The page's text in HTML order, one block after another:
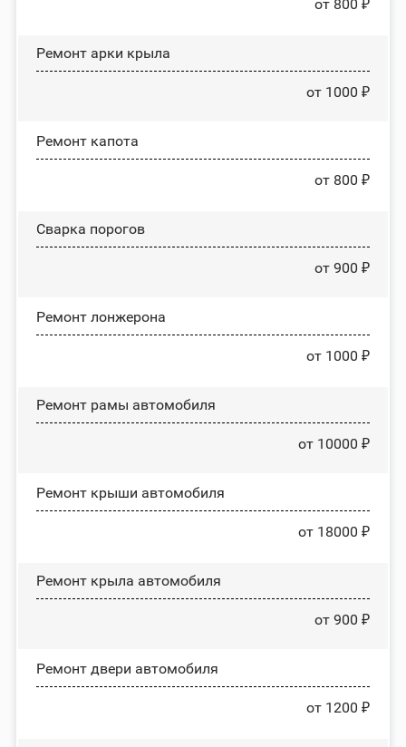
от 800 ₽
Ремонт арки крыла
от 1000 ₽
Ремонт капота
от 800 ₽
Сварка порогов
от 900 ₽
Ремонт лонжерона
от 1000 ₽
Ремонт рамы автомобиля
от 10000 ₽
Ремонт крыши автомобиля
от 18000 ₽
Ремонт крыла автомобиля
от 900 ₽
Ремонт двери автомобиля
от 1200 ₽